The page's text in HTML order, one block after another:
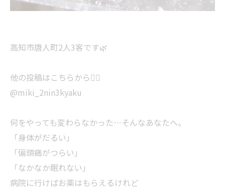
高知市唐人町2人3客です🌿
他の投稿はこちらから💁‍♀️
@miki_2nin3kyaku
何をやっても変わらなかった…そんなあなたへ。
「身体がだるい」
「偏頭痛がつらい」
「なかなか眠れない」
病院に行けばお薬はもらえるけれど